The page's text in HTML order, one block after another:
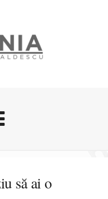
afective
Dunia
să ai o